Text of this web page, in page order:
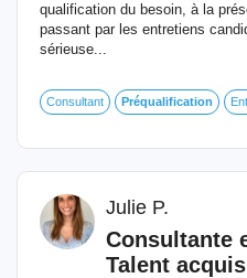
qualification du besoin, à la
passant par les entretiens
sérieuse...
Consultant Préqualification
Julie P.
Consultante
Talent